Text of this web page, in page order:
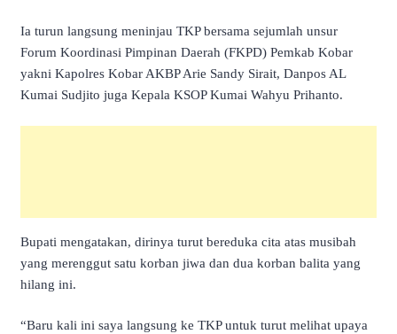
Ia turun langsung meninjau TKP bersama sejumlah unsur
Forum Koordinasi Pimpinan Daerah (FKPD) Pemkab Kobar
yakni Kapolres Kobar AKBP Arie Sandy Sirait, Danpos AL
Kumai Sudjito juga Kepala KSOP Kumai Wahyu Prihanto.
Bupati mengatakan, dirinya turut bereduka cita atas musibah
yang merenggut satu korban jiwa dan dua korban balita yang
hilang ini.
“Baru kali ini saya langsung ke TKP untuk turut melihat upaya